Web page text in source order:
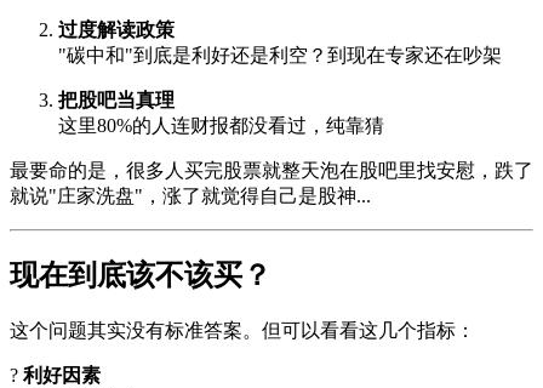
过度解读政策
"碳中和"到底是利好还是利空？到现在专家还在吵架
把股吧当真理
这里80%的人连财报都没看过，纯靠猜
最要命的是，很多人买完股票就整天泡在股吧里找安慰，跌了
就说"庄家洗盘"，涨了就觉得自己是股神...
现在到底该不该买？
这个问题其实没有标准答案。但可以看看这几个指标：
? 利好因素